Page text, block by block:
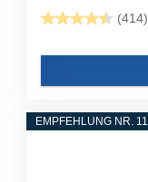
(414)
EMPFEHLUNG NR. 11